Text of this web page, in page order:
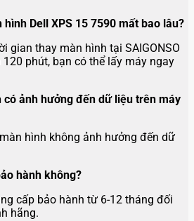
Dell XPS 15 7590 mất bao lâu?
gian thay màn hình tại SAIGONSO
phút, bạn có thể lấy máy ngay
có ảnh hưởng đến dữ liệu trên máy
hình không ảnh hưởng đến dữ
hành không?
cấp bảo hành từ 6-12 tháng đối
hãng.